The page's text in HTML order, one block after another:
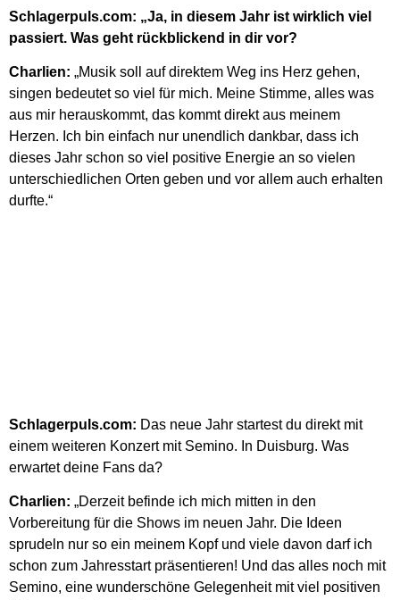
Schlagerpuls.com: „Ja, in diesem Jahr ist wirklich viel
passiert. Was geht rückblickend in dir vor?
Charlien: „Musik soll auf direktem Weg ins Herz gehen,
singen bedeutet so viel für mich. Meine Stimme, alles was
aus mir herauskommt, das kommt direkt aus meinem
Herzen. Ich bin einfach nur unendlich dankbar, dass ich
dieses Jahr schon so viel positive Energie an so vielen
unterschiedlichen Orten geben und vor allem auch erhalten
durfte.“
Schlagerpuls.com: Das neue Jahr startest du direkt mit
einem weiteren Konzert mit Semino. In Duisburg. Was
erwartet deine Fans da?
Charlien: „Derzeit befinde ich mich mitten in den
Vorbereitung für die Shows im neuen Jahr. Die Ideen
sprudeln nur so ein meinem Kopf und viele davon darf ich
schon zum Jahresstart präsentieren! Und das alles noch mit
Semino, eine wunderschöne Gelegenheit mit viel positiven